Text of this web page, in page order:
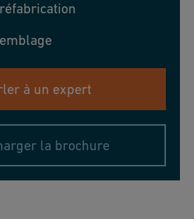
à un expert
la brochure